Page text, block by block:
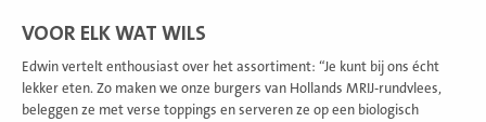
VOOR ELK WAT WILS
Edwin vertelt enthousiast over het assortiment: “Je kunt bij ons écht
lekker eten. Zo maken we onze burgers van Hollands MRIJ-rundvlees,
beleggen ze met verse toppings en serveren ze op een biologisch